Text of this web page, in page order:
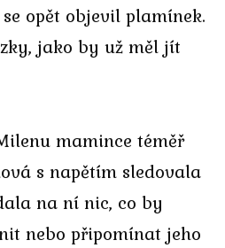
opět objevil plamínek.
jako by už měl jít
mamince téměř
s napětím sledovala
na ní nic, co by
nebo připomínat jeho